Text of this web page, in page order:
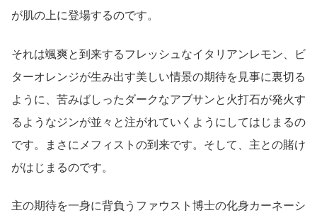
が肌の上に登場するのです。
それは颯爽と到来するフレッシュなイタリアンレモン、ビ
ターオレンジが生み出す美しい情景の期待を見事に裏切る
ように、苦みばしったダークなアブサンと火打石が発火す
るようなジンが並々と注がれていくようにしてはじまるの
です。まさにメフィストの到来です。そして、主との賭け
がはじまるのです。
主の期待を一身に背負うファウスト博士の化身カーネーシ